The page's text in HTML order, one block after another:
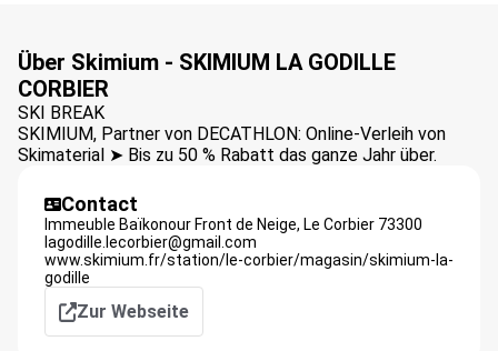
Über Skimium - SKIMIUM LA GODILLE
CORBIER
SKI BREAK
SKIMIUM, Partner von DECATHLON: Online-Verleih von
Skimaterial ➤ Bis zu 50 % Rabatt das ganze Jahr über.
Contact
Immeuble Baïkonour Front de Neige, Le Corbier 73300
lagodille.lecorbier@gmail.com
www.skimium.fr/station/le-corbier/magasin/skimium-la-
godille
Zur Webseite